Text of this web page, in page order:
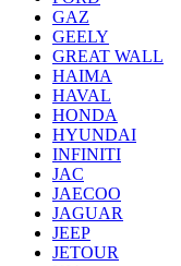
GAZ
GEELY
GREAT WALL
HAIMA
HAVAL
HONDA
HYUNDAI
INFINITI
JAC
JAECOO
JAGUAR
JEEP
JETOUR